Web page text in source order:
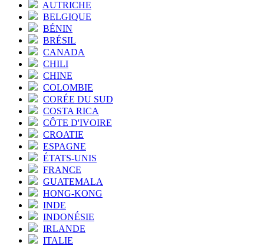
AUTRICHE
BELGIQUE
BÉNIN
BRÉSIL
CANADA
CHILI
CHINE
COLOMBIE
CORÉE DU SUD
COSTA RICA
CÔTE D'IVOIRE
CROATIE
ESPAGNE
ÉTATS-UNIS
FRANCE
GUATEMALA
HONG-KONG
INDE
INDONÉSIE
IRLANDE
ITALIE